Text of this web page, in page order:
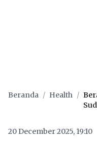
Beranda / Health /
20 December 2025, 19:10